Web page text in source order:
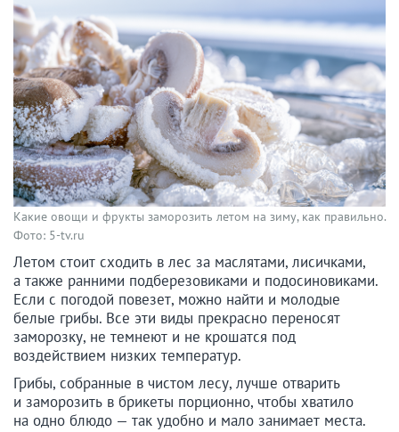
Какие овощи и фрукты заморозить летом на зиму, как правильно.
Фото: 5-tv.ru
Летом стоит сходить в лес за маслятами, лисичками,
а также ранними подберезовиками и подосиновиками.
Если с погодой повезет, можно найти и молодые
белые грибы. Все эти виды прекрасно переносят
заморозку, не темнеют и не крошатся под
воздействием низких температур.
Грибы, собранные в чистом лесу, лучше отварить
и заморозить в брикеты порционно, чтобы хватило
на одно блюдо — так удобно и мало занимает места.